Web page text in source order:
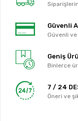
Güvenli
Güvenli
Geniş
Binlerce
7 / 24
Öneri ve